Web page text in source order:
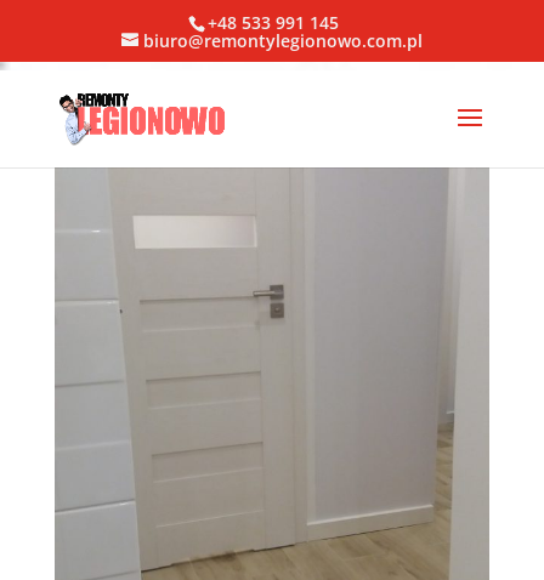
+48 533 991 145
biuro@remontylegionowo.com.pl